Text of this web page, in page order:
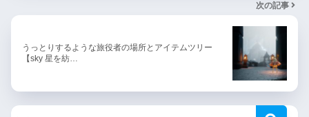
次の記事
うっとりするような旅役者の場所とアイテムツリー
【sky 星を紡…